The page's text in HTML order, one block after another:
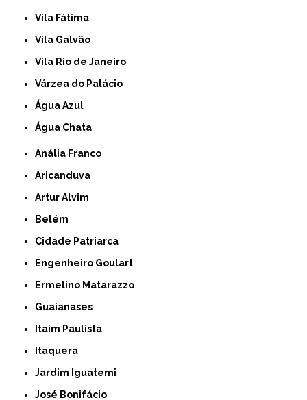
Vila Fátima
Vila Galvão
Vila Rio de Janeiro
Várzea do Palácio
Água Azul
Água Chata
Anália Franco
Aricanduva
Artur Alvim
Belém
Cidade Patriarca
Engenheiro Goulart
Ermelino Matarazzo
Guaianases
Itaim Paulista
Itaquera
Jardim Iguatemi
José Bonifácio